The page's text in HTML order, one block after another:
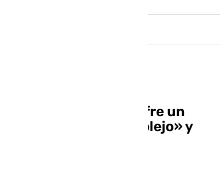
El Papa Francisco sufre un
cuadro clínico «complejo» y